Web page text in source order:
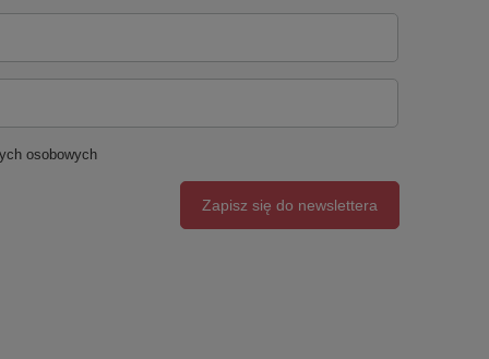
osobowych
Zapisz się do newslettera